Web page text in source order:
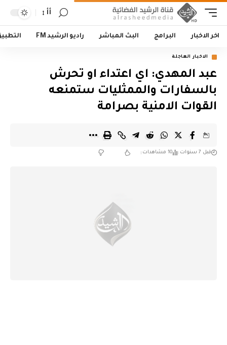
أأ
اخر الاخبار البرامج البث المباشر راديو الرشيد FM
الاخبار العاجلة
عبد المهدي: اي اعتداء او تحرش
بالسفارات والممثليات ستمنعه
القوات الامنية بصرامة
قبل 7 سنوات 10 مشاهدات